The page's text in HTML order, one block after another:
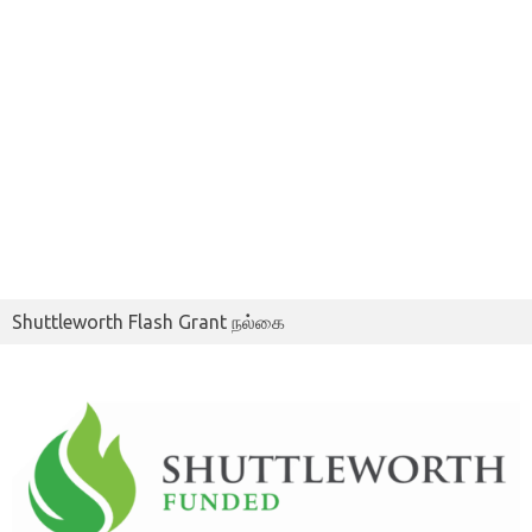
Shuttleworth Flash Grant நல்கை